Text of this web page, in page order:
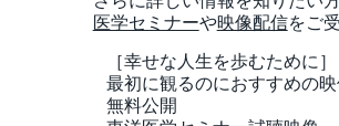
医学セミナーや映像配信をご
［幸せな人生を歩むために］
最初に観るのにおすすめの
無料公開